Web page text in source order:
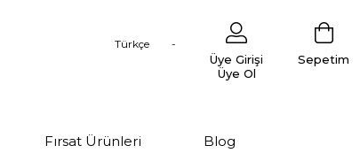
Türkçe
Sepetim
Üye Girişi
Üye Ol
Fırsat Ürünleri Blog